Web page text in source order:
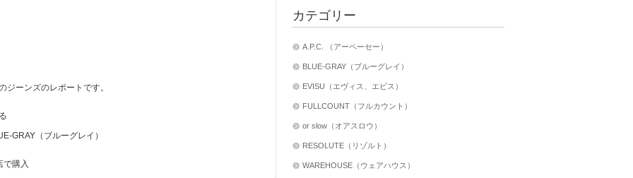
ジーンズのレポートです。
GRAY（ブルーグレイ）
で購入
カテゴリー
A.P.C. （アーペーセー）
BLUE-GRAY（ブルーグレイ）
EVISU（エヴィス、エビス）
FULLCOUNT（フルカウント）
or slow（オアスロウ）
RESOLUTE（リゾルト）
WAREHOUSE（ウェアハウス）